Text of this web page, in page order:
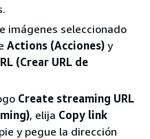
imágenes seleccionado
Actions (Acciones) y
(Crear URL de
Create streaming URL
, elija Copy link
y pegue la dirección